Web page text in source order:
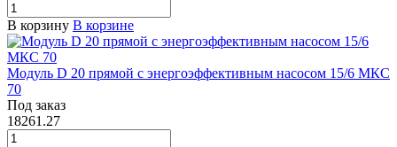
В корзину В корзине
Модуль D 20 прямой с энергоэффективным насосом 15/6 МКС
70
Под заказ
18261.27